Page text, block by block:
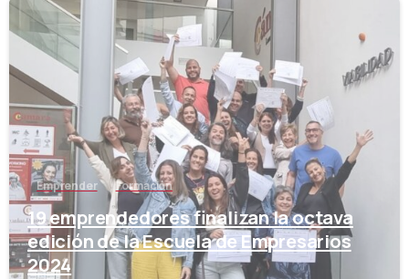
Emprender Formación
19 emprendedores finalizan la octava
edición de la Escuela de Empresarios
2024